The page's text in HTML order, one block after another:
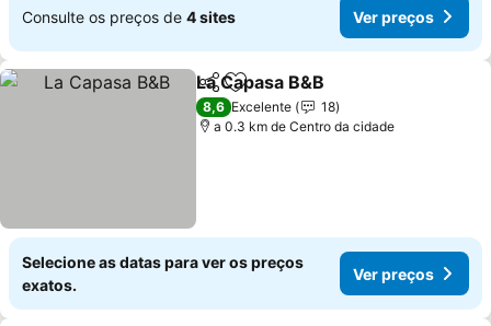
Consulte os preços de 4 sites Ver preços
PartilharAdicionar aos favoritos
La Capasa B&B
8,6 Excelente
18
a 0.3 km de Centro da cidade
Selecione as datas para ver os preços
exatos.
Ver preços